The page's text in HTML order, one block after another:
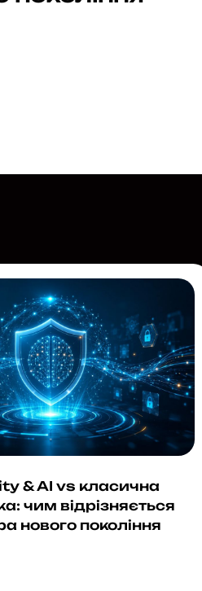
& AI vs класична
чим відрізняється
нового покоління